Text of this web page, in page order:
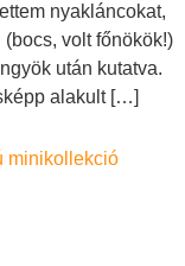
nyakláncokat,
volt főnökök!)
után kutatva.
alakult […]
minikollekció